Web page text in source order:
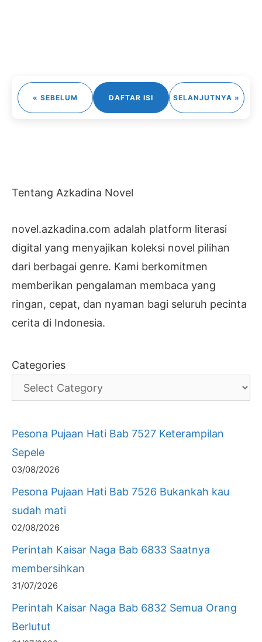
« SEBELUM DAFTAR ISI SELANJUTNYA »
Tentang Azkadina Novel
novel.azkadina.com adalah platform literasi
digital yang menyajikan koleksi novel pilihan
dari berbagai genre. Kami berkomitmen
memberikan pengalaman membaca yang
ringan, cepat, dan nyaman bagi seluruh pecinta
cerita di Indonesia.
Categories
Pesona Pujaan Hati Bab 7527 Keterampilan
Sepele
03/08/2026
Pesona Pujaan Hati Bab 7526 Bukankah kau
sudah mati
02/08/2026
Perintah Kaisar Naga Bab 6833 Saatnya
membersihkan
31/07/2026
Perintah Kaisar Naga Bab 6832 Semua Orang
Berlutut